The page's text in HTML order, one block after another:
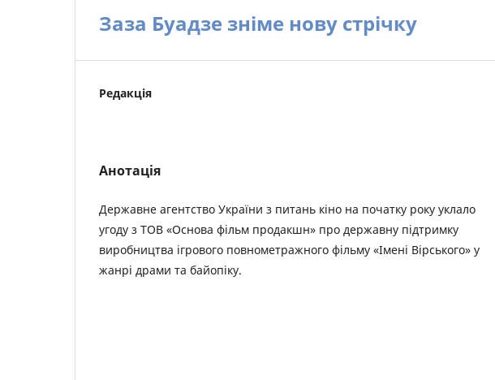
Заза Буадзе зніме нову стрічку
Редакція
Анотація
Державне агентство України з питань кіно на початку року уклало
угоду з ТОВ «Основа фільм продакшн» про державну підтримку
виробництва ігрового повнометражного фільму «Імені Вірського» у
жанрі драми та байопіку.